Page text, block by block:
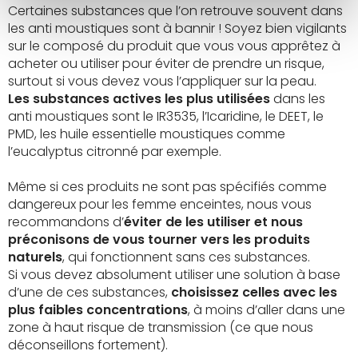
Certaines substances que l’on retrouve souvent dans
les anti moustiques sont à bannir ! Soyez bien vigilants
sur le composé du produit que vous vous apprêtez à
acheter ou utiliser pour éviter de prendre un risque,
surtout si vous devez vous l’appliquer sur la peau.
Les substances actives les plus utiliséesdans les
anti moustiques sont le IR3535, l’Icaridine, le DEET, le
PMD, les huile essentielle moustiques comme
l’eucalyptus citronné par exemple.
Même si ces produits ne sont pas spécifiés comme
dangereux pour les femme enceintes, nous vous
recommandons d’éviter de les utiliser et nous
préconisons de vous tourner vers les produits
naturels, qui fonctionnent sans ces substances.
Si vous devez absolument utiliser une solution à base
d’une de ces substances, choisissez celles avec les
plus faibles concentrations, à moins d’aller dans une
zone à haut risque de transmission (ce que nous
déconseillons fortement).